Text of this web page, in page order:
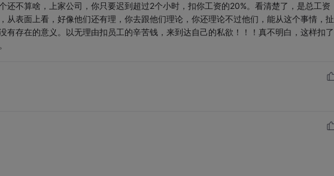
还不算啥，上家公司，你只要迟到超过2个小时，扣你工资的20%。看清楚了，是总工资
从表面上看，好像他们还有理，你去跟他们理论，你还理论不过他们，能从这个事情，扯
有存在的意义。以无理由扣员工的辛苦钱，来到达自己的私欲！！！真不明白，这样扣了